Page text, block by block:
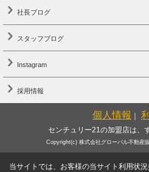
社長ブログ
スタッフブログ
Instagram
採用情報
個人情報 ｜
センチュリー21の加盟店は、
Copyright(c) 株式会社グローバル不動産
当サイトでは、お客様の当サイト利用状